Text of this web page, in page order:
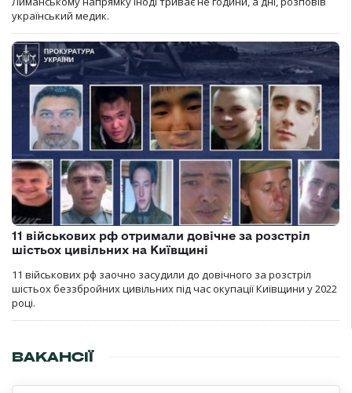
український медик.
11 військових рф отримали довічне за розстріл
шістьох цивільних на Київщині
11 військових рф заочно засудили до довічного за розстріл
шістьох беззбройних цивільних під час окупації Київщини у 2022
році.
ВАКАНСІЇ